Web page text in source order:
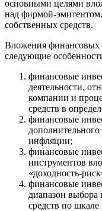
основными целями
над фирмой-
собственных средств.
Вложения финансовых
следующие
финансовые
деятельности,
компании и
средств в
финансовые
инфляции;
финансовые
инструментов
«доходность-
финансовые
диапазон
средств по шкале